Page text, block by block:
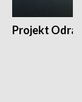
Projekt Odra